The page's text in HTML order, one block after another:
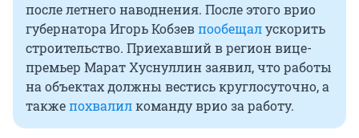
после летнего наводнения. После этого врио
губернатора Игорь Кобзевпообещалускорить
строительство. Приехавший в регион вице-
премьер Марат Хуснуллин заявил, что работы
на объектах должны вестись круглосуточно, а
такжепохвалилкоманду врио за работу.